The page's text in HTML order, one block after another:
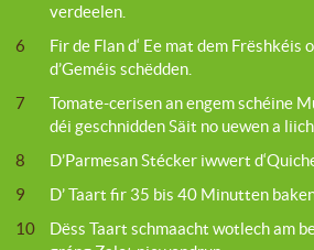
verdeelen.
6
Fir de Flan d‘ Ee mat dem Frëshkéis
d’Geméis schëdden.
7
Tomate-cerisen an engem schéine
déi geschnidden Säit no uewen a
8
D’Parmesan Stécker iwwert
9
D’ Taart fir 35 bis 40 Minutten
10
Dëss Taart schmaacht wotlech am